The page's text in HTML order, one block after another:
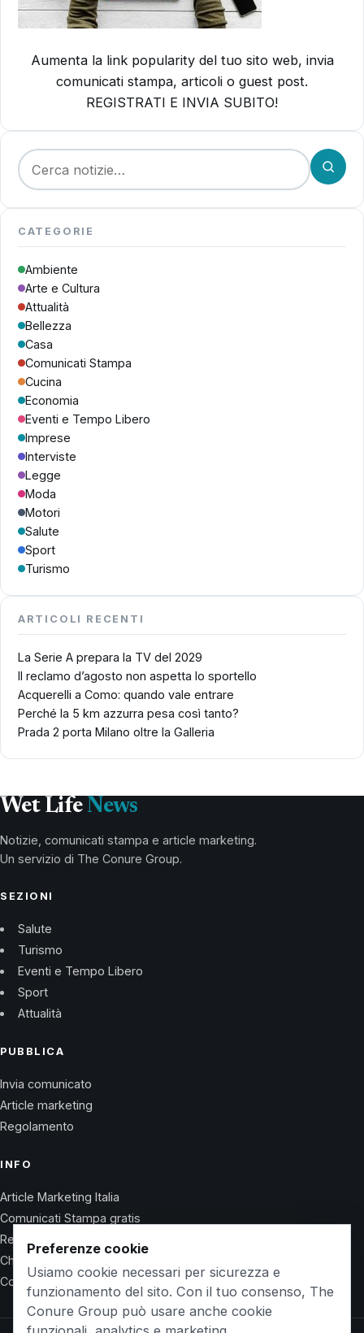
Aumenta la link popularity del tuo sito web, invia
comunicati stampa, articoli o guest post.
REGISTRATI E INVIA SUBITO!
Cerca:
CATEGORIE
Ambiente
Arte e Cultura
Attualità
Bellezza
Casa
Comunicati Stampa
Cucina
Economia
Eventi e Tempo Libero
Imprese
Interviste
Legge
Moda
Motori
Salute
Sport
Turismo
ARTICOLI RECENTI
La Serie A prepara la TV del 2029
Il reclamo d’agosto non aspetta lo sportello
Acquerelli a Como: quando vale entrare
Perché la 5 km azzurra pesa così tanto?
Prada 2 porta Milano oltre la Galleria
Wet Life News
Notizie, comunicati stampa e article marketing.
Un servizio di The Conure Group.
SEZIONI
Salute
Turismo
Eventi e Tempo Libero
Sport
Attualità
PUBBLICA
Invia comunicato
Article marketing
Regolamento
INFO
Article Marketing Italia
Comunicati Stampa gratis
Regolamento
Chi Siamo
Contatti
Preferenze cookie
Usiamo cookie necessari per sicurezza e
funzionamento del sito. Con il tuo consenso, The
Conure Group può usare anche cookie